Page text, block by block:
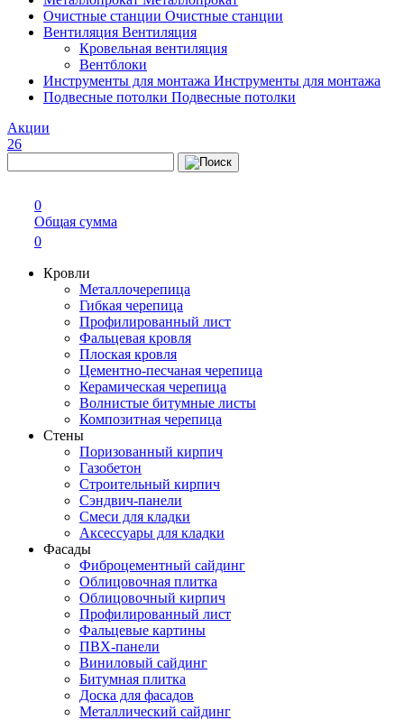
Очистные станции Очистные станции
Вентиляция Вентиляция
Кровельная вентиляция
Вентблоки
Инструменты для монтажа Инструменты для монтажа
Подвесные потолки Подвесные потолки
Акции
26
0
Общая сумма
0
Кровли
Металлочерепица
Гибкая черепица
Профилированный лист
Фальцевая кровля
Плоская кровля
Цементно-песчаная черепица
Керамическая черепица
Волнистые битумные листы
Композитная черепица
Стены
Поризованный кирпич
Газобетон
Строительный кирпич
Сэндвич-панели
Смеси для кладки
Аксессуары для кладки
Фасады
Фиброцементный сайдинг
Облицовочная плитка
Облицовочный кирпич
Профилированный лист
Фальцевые картины
ПВХ-панели
Виниловый сайдинг
Битумная плитка
Доска для фасадов
Металлический сайдинг